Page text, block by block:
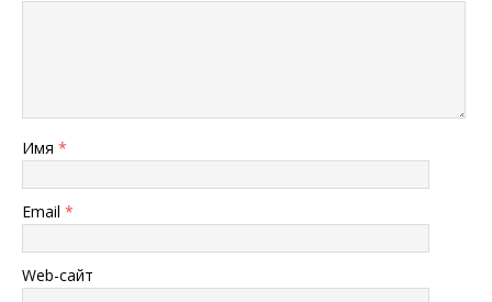
Имя *
Email *
Web-сайт